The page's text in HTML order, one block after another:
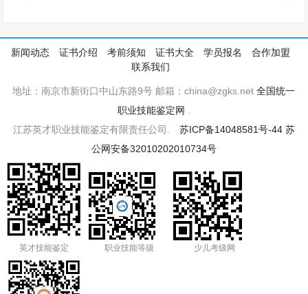
新闻动态 证书介绍 考前须知 证书大全 学员报名
合作加盟
联系我们
地址：南京市新街口中山东路9号 邮箱：china@zgks.net全国统一
职业技能鉴定网
江苏英才职业技能鉴定有限责任公司. 苏ICP备14048581号-44 苏
公网安备32010202010734号
英才技能鉴定 职业技能等级 少儿考级网